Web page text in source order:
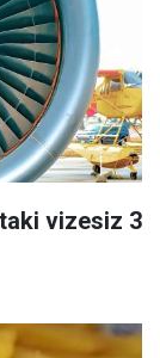
vizesiz 3